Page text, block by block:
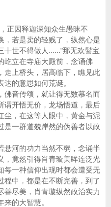
因释迦深知众生愚昧不
，若是卖的轻贱了，纵然心是
世不得做人......”那无欢鬙宝
屹立在寺庙大殿前，念诵佛
走上桥头，居高临下，瞧见此
的意思如何荒诞。
音传颂，就让得无数慕名而
谓开悟无价，龙场悟道，最后
尘，在这等人眼中，黄金与泥
是一群道貌岸然的伪善者以政
河的功力当然不弱，念诵半
，竟然引得肖青璇美眸连泛光
每一种信仰出现时都会遭受无
程中，都是在不断完善，到了
善尽美，肖青璇纵然政治实力
的大智慧。